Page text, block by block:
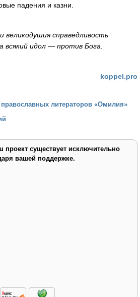
падения и казни.
великодушия справедливость
всякий идол — против Бога.
koppel.pro
литераторов «Омилия»
проект существует исключительно
вашей поддержке.